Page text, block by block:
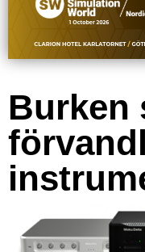
Burken